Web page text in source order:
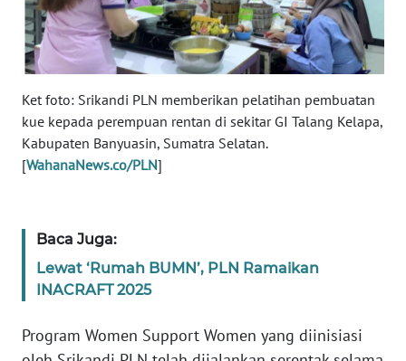
Ket foto: Srikandi PLN memberikan pelatihan pembuatan
kue kepada perempuan rentan di sekitar GI Talang Kelapa,
Kabupaten Banyuasin, Sumatra Selatan.
[WahanaNews.co/PLN]
Baca Juga:
Lewat ‘Rumah BUMN’, PLN Ramaikan
INACRAFT 2025
Program Women Support Women yang diinisiasi
RIAU
JAMBI
WN
NTB
WN
SULTENG